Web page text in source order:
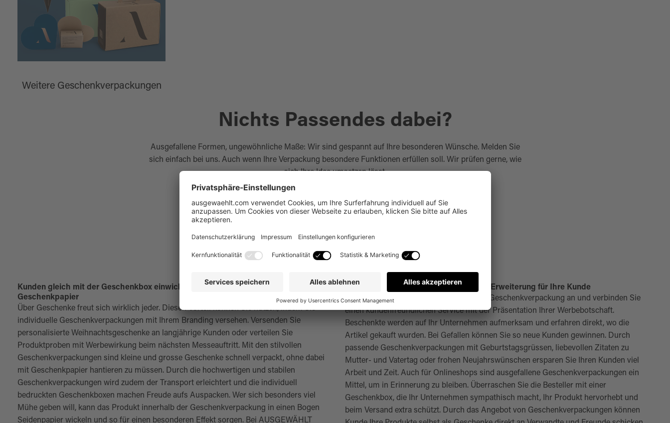
Weitere Geschenkverpackungen
Nichts Passendes dabei?
Ausgefallene Formen, ungewöhnliche Maße: Wir sind gespannt auf Ihre besonderen Wünsche. Melden Sie
sich einfach bei uns. Auch wenn Ihre Verpackung besondere Funktionen erfüllen soll. Wir prüfen gerne, wie
sich Ihre Idee umsetzen lässt.
Kunden gleich mit der Geschenkbox einwickeln – ganz ohne lästiges
Geschenkpapier
Über Geschenke freut sich wirklich jeder. Diesen Vorteil können Sie nutzen, indem Sie
individuelle Geschenkverpackungen mit Ihrem Branding versehen. Versenden Sie
personalisierte Weihnachtsgeschenke an langjährige Kunden oder verteilen Sie
Produktproben mit Werbewirkung beim nächsten Messeauftritt. Mit den stilvollen
Geschenkverpackungen sind kleine und grosse Geschenke schnell verpackt, ohne dabei
mit Geschenkpapier hantieren zu müssen. Durch die hochwertigen und stabilen
Geschenkverpackungen wird zudem der Transport erleichtert und die individuell
bedruckten Geschenkboxen machen Freude aufs Auspacken. Wer sich besonders viel
Mühe geben will, kann das Produkt innerhalb der Geschenkverpackung in einen Bogen
Seidenpapier wickeln und so für einen besonderen Effekt sorgen. Bei AUSGEWÄHLT
Bedruckte Geschenkverpackungen als Erweiterung für Ihre Kunde
Bieten Sie Ihren Käufern die Option einer Geschenkverpackung an und verbinden Sie
einen kundenfreundlichen Service mit der Präsentation Ihrer Werbebotschaft.
Beschenkte werden auf Ihr Unternehmen aufmerksam und erfahren direkt, wo die
Artikel gekauft wurden. Bei Gefallen können Sie so neue Kunden gewinnen. Durch
passende Geschenkverpackungen mit Geburtstagsgrüssen, liebevollen Zitaten zu
Mutter- und Vatertag oder frohen Neujahrswünschen ersparen Sie Ihren Kunden viel
Arbeit und Zeit. Auch für Onlineshops sind ausgefallene Geschenkverpackungen ein
Mittel, um in Erinnerung zu bleiben. Überraschen Sie die Besteller mit einer
Geschenkbox, die Ihr Unternehmen sympathisch macht, Ihr Produkt hervorhebt und
beim Versand extra schützt. Durch das Angebot von Geschenkverpackungen können